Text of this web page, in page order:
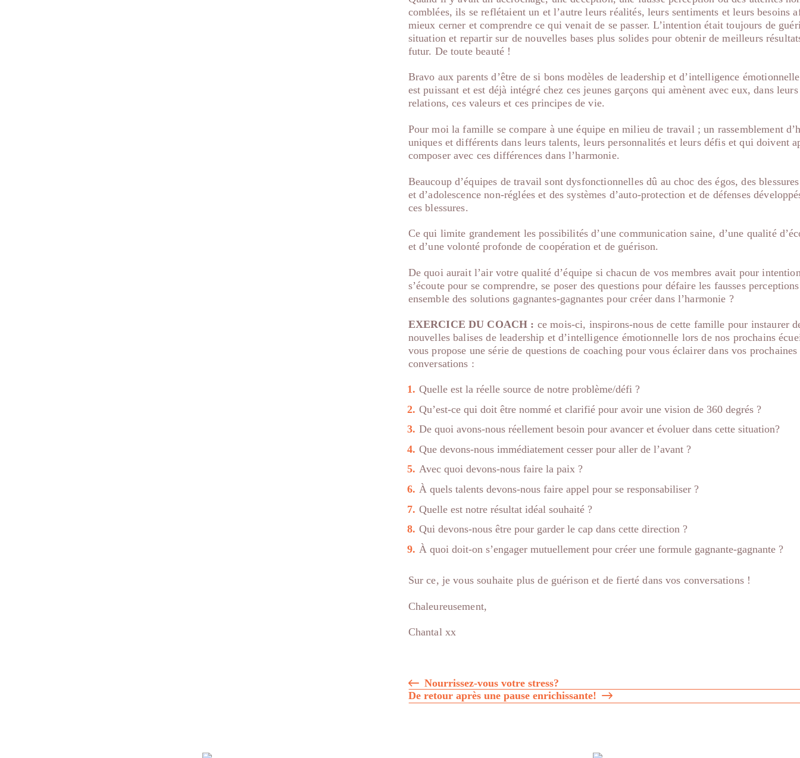
comblées, ils se reflétaient un et l’autre leurs réalités, leurs sentiments et leurs besoins
mieux cerner et comprendre ce qui venait de se passer. L’intention était toujours de
situation et repartir sur de nouvelles bases plus solides pour obtenir de meilleurs
futur. De toute beauté !
Bravo aux parents d’être de si bons modèles de leadership et d’intelligence
est puissant et est déjà intégré chez ces jeunes garçons qui amènent avec eux, dans
relations, ces valeurs et ces principes de vie.
Pour moi la famille se compare à une équipe en milieu de travail ; un rassemblement
uniques et différents dans leurs talents, leurs personnalités et leurs défis et qui doivent
composer avec ces différences dans l’harmonie.
Beaucoup d’équipes de travail sont dysfonctionnelles dû au choc des égos, des
et d’adolescence non-réglées et des systèmes d’auto-protection et de défenses
ces blessures.
Ce qui limite grandement les possibilités d’une communication saine, d’une qualité
et d’une volonté profonde de coopération et de guérison.
De quoi aurait l’air votre qualité d’équipe si chacun de vos membres avait pour
s’écoute pour se comprendre, se poser des questions pour défaire les fausses
ensemble des solutions gagnantes-gagnantes pour créer dans l’harmonie ?
EXERCICE DU COACH : ce mois-ci, inspirons-nous de cette famille pour instaurer
nouvelles balises de leadership et d’intelligence émotionnelle lors de nos prochains
vous propose une série de questions de coaching pour vous éclairer dans vos prochaines
conversations :
Quelle est la réelle source de notre problème/défi ?
Qu’est-ce qui doit être nommé et clarifié pour avoir une vision de 360 degrés ?
De quoi avons-nous réellement besoin pour avancer et évoluer dans cette situation?
Que devons-nous immédiatement cesser pour aller de l’avant ?
Avec quoi devons-nous faire la paix ?
À quels talents devons-nous faire appel pour se responsabiliser ?
Quelle est notre résultat idéal souhaité ?
Qui devons-nous être pour garder le cap dans cette direction ?
À quoi doit-on s’engager mutuellement pour créer une formule gagnante-gagnante ?
Sur ce, je vous souhaite plus de guérison et de fierté dans vos conversations !
Chaleureusement,
Chantal xx
Navigation
de
Nourrissez-vous votre stress?
De retour après une pause enrichissante!